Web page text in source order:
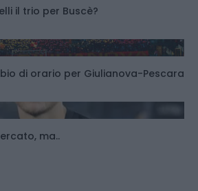
il trio per Buscè?
di orario per Giulianova-Pescara
ma..